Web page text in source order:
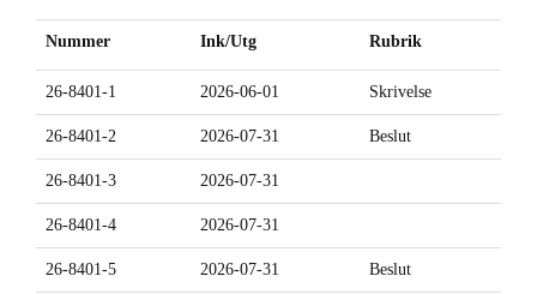
Nummer Ink/Utg Rubrik
26-8401-1 2026-06-01 Skrivelse
26-8401-2 2026-07-31 Beslut
26-8401-3 2026-07-31
26-8401-4 2026-07-31
26-8401-5 2026-07-31 Beslut